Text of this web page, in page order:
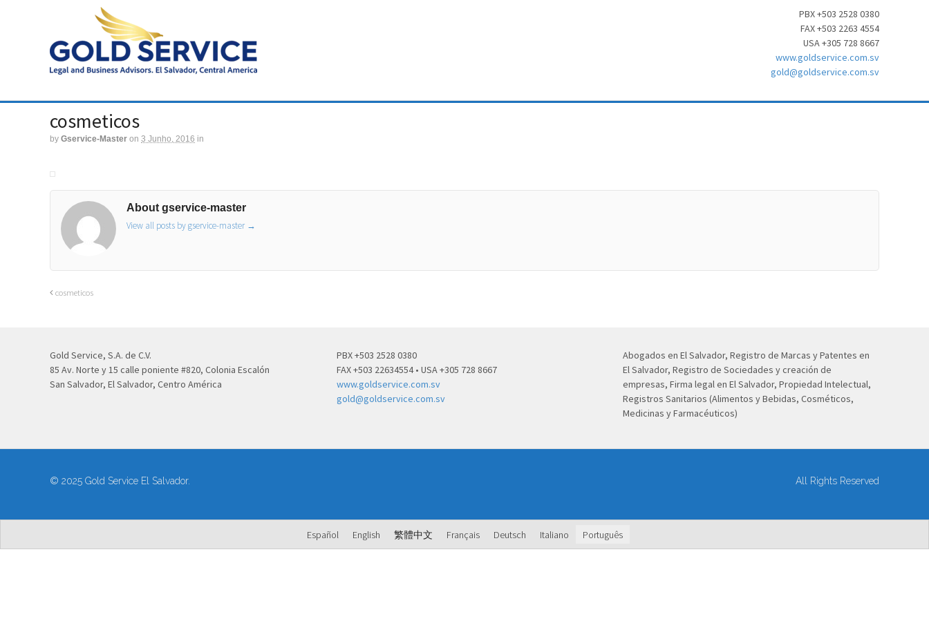
PBX +503 2528 0380
FAX +503 2263 4554
USA +305 728 8667
www.goldservice.com.sv
gold@goldservice.com.sv
cosmeticos
by Gservice-Master on 3 Junho, 2016 in
About gservice-master
View all posts by gservice-master →
cosmeticos
Gold Service, S.A. de C.V.
85 Av. Norte y 15 calle poniente #820, Colonia Escalón
San Salvador, El Salvador, Centro América
PBX +503 2528 0380
FAX +503 22634554 • USA +305 728 8667
www.goldservice.com.sv
gold@goldservice.com.sv
Abogados en El Salvador, Registro de Marcas y Patentes en
El Salvador, Registro de Sociedades y creación de
empresas, Firma legal en El Salvador, Propiedad Intelectual,
Registros Sanitarios (Alimentos y Bebidas, Cosméticos,
Medicinas y Farmacéuticos)
© 2025 Gold Service El Salvador. All Rights Reserved
Español English 繁體中文 Français Deutsch Italiano Português